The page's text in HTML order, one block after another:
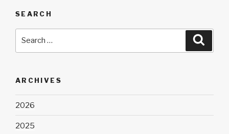
SEARCH
ARCHIVES
2026
2025